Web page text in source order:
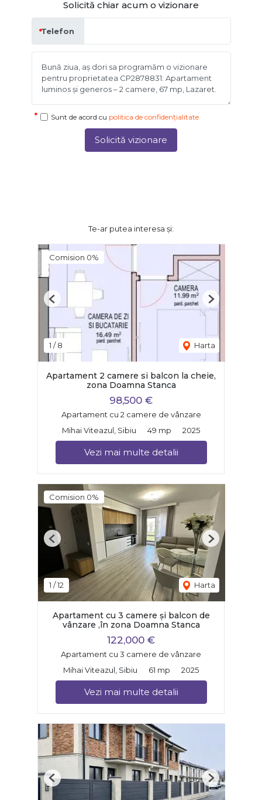
Solicită chiar acum o vizionare
Telefon
Sunt de acord cu politica de confidențialitate
Solicită vizionare
Te-ar putea interesa și:
Comision 0%
1 /8 Harta
Previous Next
Apartament 2 camere si balcon la cheie,
zona Doamna Stanca
98,500 €
Apartament cu 2 camere de vânzare
Mihai Viteazul, Sibiu
49 mp 2025
Vezi mai multe detalii
Comision 0%
1 /12 Harta
Previous Next
Apartament cu 3 camere și balcon de
vânzare ,în zona Doamna Stanca
122,000 €
Apartament cu 3 camere de vânzare
Mihai Viteazul, Sibiu
61 mp 2025
Vezi mai multe detalii
Previous Next